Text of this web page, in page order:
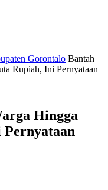
Gorontalo Bantah
Rupiah, Ini Pernyataan
Hingga